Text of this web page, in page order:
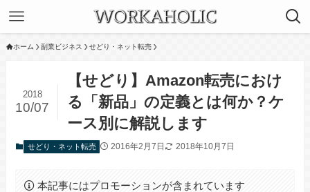
ホーム 副業ビジネス せどり・ネット転売
【せどり】Amazon転売におけ
る「新品」の定義とは何か？ケ
ース別に解説します
2018
10/07
せどり・ネット転売 2016年2月7日 2018年10月7日
本記事にはプロモーションが含まれています